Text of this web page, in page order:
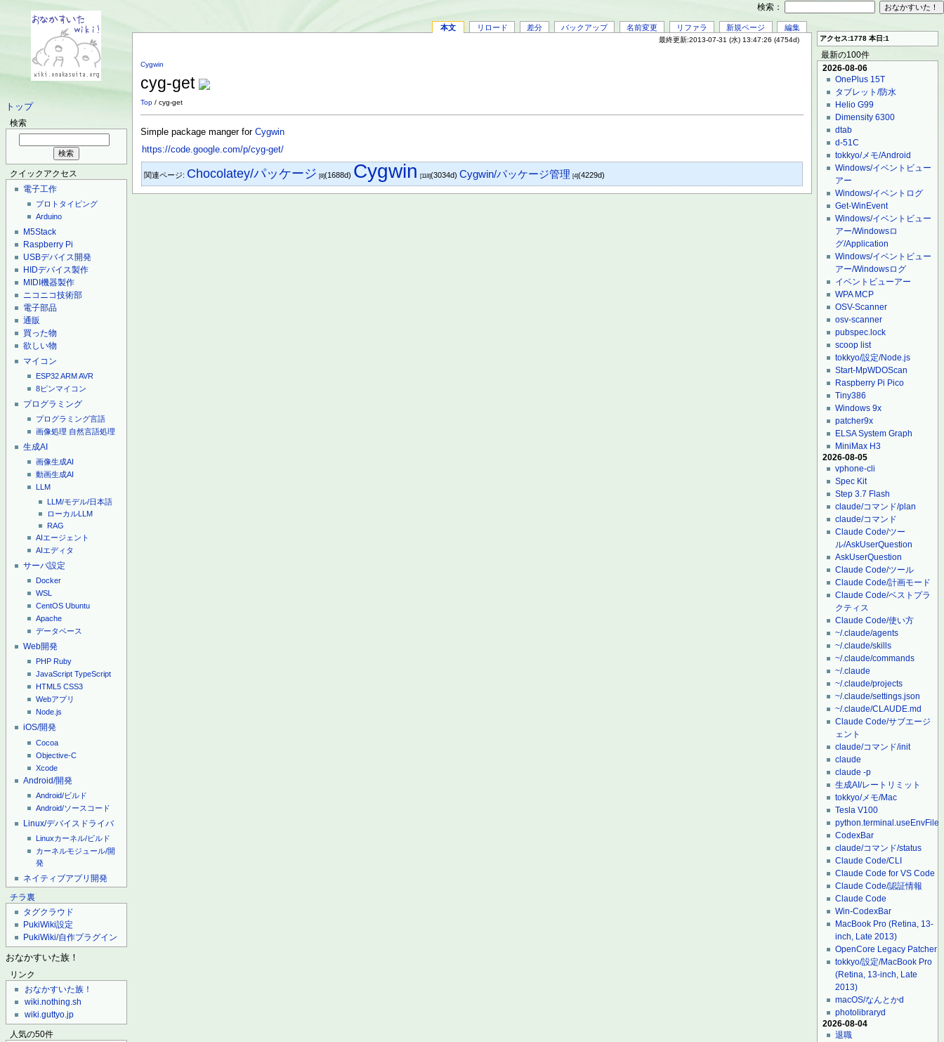
トップ
検索
クイックアクセス
電子工作
プロトタイピング
Arduino
M5Stack
Raspberry Pi
USBデバイス開発
HIDデバイス製作
MIDI機器製作
ニコニコ技術部
電子部品
通販
買った物
欲しい物
マイコン
ESP32ARMAVR
8ピンマイコン
プログラミング
プログラミング言語
画像処理 自然言語処理
生成AI
画像生成AI
動画生成AI
LLM
LLM/モデル/日本語
ローカルLLM
RAG
AIエージェント
AIエディタ
サーバ設定
Docker
WSL
CentOS Ubuntu
Apache
データベース
Web開発
PHP Ruby
JavaScript TypeScript
HTML5 CSS3
Webアプリ
Node.js
iOS/開発
Cocoa
Objective-C
Xcode
Android/開発
Android/ビルド
Android/ソースコード
Linux/デバイスドライバ
Linuxカーネル/ビルド
カーネルモジュール/開
発
ネイティブアプリ開発
チラ裏
タグクラウド
PukiWiki設定
PukiWiki/自作プラグイン
おなかすいた族！
リンク
おなかすいた族！
wiki.nothing.sh
wiki.guttyo.jp
人気の50件
本文 リロード 差分 バックアップ 名前変更 リファラ 新規ページ 編集
最終更新:2013-07-31 (水) 13:47:26 (4754d)
Cygwin
cyg-get
Top / cyg-get
Simple package manger forCygwin
https://code.google.com/p/cyg-get/
関連ページ: Chocolatey/パッケージ [8](1688d) Cygwin [118](3034d)Cygwin/パッケージ管理 [4](4229d)
アクセス:1778 本日:1
最新の100件
2026-08-06
OnePlus 15T
タブレット/防水
Helio G99
Dimensity 6300
dtab
d-51C
tokkyo/メモ/Android
Windows/イベントビュー
アー
Windows/イベントログ
Get-WinEvent
Windows/イベントビュー
アー/Windowsロ
グ/Application
Windows/イベントビュー
アー/Windowsログ
イベントビューアー
WPA MCP
OSV-Scanner
osv-scanner
pubspec.lock
scoop list
tokkyo/設定/Node.js
Start-MpWDOScan
Raspberry Pi Pico
Tiny386
Windows 9x
patcher9x
ELSA System Graph
MiniMax H3
2026-08-05
vphone-cli
Spec Kit
Step 3.7 Flash
claude/コマンド/plan
claude/コマンド
Claude Code/ツー
ル/AskUserQuestion
AskUserQuestion
Claude Code/ツール
Claude Code/計画モード
Claude Code/ベストプラ
クティス
Claude Code/使い方
~/.claude/agents
~/.claude/skills
~/.claude/commands
~/.claude
~/.claude/projects
~/.claude/settings.json
~/.claude/CLAUDE.md
Claude Code/サブエージ
ェント
claude/コマンド/init
claude
claude -p
生成AI/レートリミット
tokkyo/メモ/Mac
Tesla V100
python.terminal.useEnvFile
CodexBar
claude/コマンド/status
Claude Code/CLI
Claude Code for VS Code
Claude Code/認証情報
Claude Code
Win-CodexBar
MacBook Pro (Retina, 13-
inch, Late 2013)
OpenCore Legacy Patcher
tokkyo/設定/MacBook Pro
(Retina, 13-inch, Late
2013)
macOS/なんとかd
photolibraryd
2026-08-04
退職
検索：